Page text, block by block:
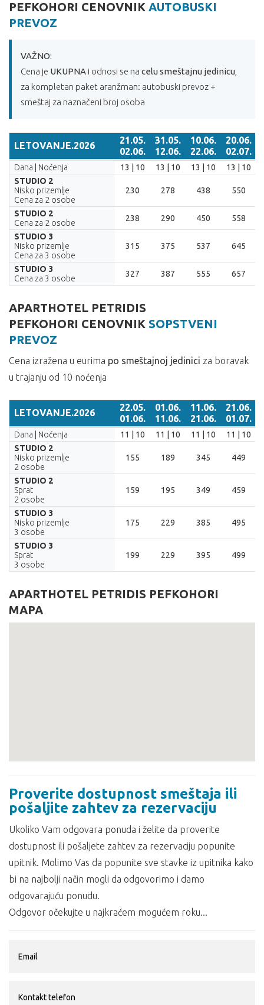
PEFKOHORI CENOVNIK AUTOBUSKI
PREVOZ
VAŽNO:
Cena je UKUPNA i odnosi se na celu smeštajnu jedinicu
za kompletan paket aranžman: autobuski prevoz +
smeštaj za naznačeni broj osoba
LETOVANJE.2026
21.05.
02.06.
31.05.
12.06.
10.06.
22.06.
20.06.
02.07.
LETOVANJE.2026
21.05.
02.06.
31.05.
12.06.
10.06.
22.06.
20.06.
02.07.
Dana | Noćenja 13 | 10 13 | 10 13 | 10 13 | 10
STUDIO 2
Nisko prizemlje
Cena za 2 osobe
230 278 438 550
STUDIO 2
Cena za 2 osobe
238 290 450
558
STUDIO 3
Nisko prizemlje
Cena za 3 osobe
315 375 537 645
STUDIO 3
Cena za 3 osobe
327 387 555 657
APARTHOTEL PETRIDIS
PEFKOHORI CENOVNIK SOPSTVENI
PREVOZ
Cena izražena u eurima po smeštajnoj jedinici za boravak
u trajanju od 10 noćenja
LETOVANJE.2026
22.05.
01.06.
01.06.
11.06.
11.06.
21.06.
21.06.
01.07.
LETOVANJE.2026
22.05.
01.06.
01.06.
11.06.
11.06.
21.06.
21.06.
01.07.
Dana | Noćenja 11 | 10 11 | 10 11 | 10 11 | 10
STUDIO 2
Nisko prizemlje
2 osobe
155 189 345 449
STUDIO 2
Sprat
2 osobe
159 195 349 459
STUDIO 3
Nisko prizemlje
3 osobe
175 229 385 495
STUDIO 3
Sprat
3 osobe
199 229 395 499
APARTHOTEL PETRIDIS PEFKOHORI
MAPA
Proverite dostupnost smeštaja ili
pošaljite zahtev za rezervaciju
Ukoliko Vam odgovara ponuda i želite da proverite
dostupnost ili pošaljete zahtev za rezervaciju popunite
upitnik. Molimo Vas da popunite sve stavke iz upitnika kako
bi na najbolji način mogli da odgovorimo i damo
odgovarajuću ponudu.
Odgovor očekujte u najkraćem mogućem roku...